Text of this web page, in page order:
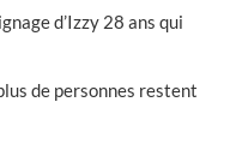
d’Izzy 28 ans qui
de personnes restent